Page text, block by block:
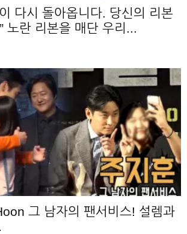
다시 돌아옵니다. 당신의 리본
노란 리본을 매단 우리...
그 남자의 팬서비스! 설렘과